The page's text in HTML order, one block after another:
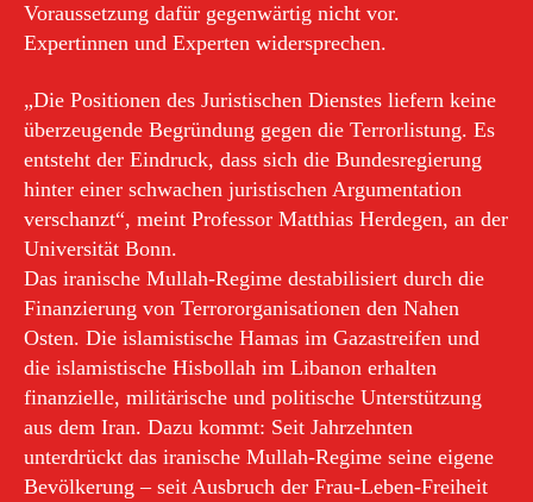
Voraussetzung dafür gegenwärtig nicht vor.
Expertinnen und Experten widersprechen.
„Die Positionen des Juristischen Dienstes liefern keine
überzeugende Begründung gegen die Terrorlistung. Es
entsteht der Eindruck, dass sich die Bundesregierung
hinter einer schwachen juristischen Argumentation
verschanzt“, meint Professor Matthias Herdegen, an der
Universität Bonn.
Das iranische Mullah-Regime destabilisiert durch die
Finanzierung von Terrororganisationen den Nahen
Osten. Die islamistische Hamas im Gazastreifen und
die islamistische Hisbollah im Libanon erhalten
finanzielle, militärische und politische Unterstützung
aus dem Iran. Dazu kommt: Seit Jahrzehnten
unterdrückt das iranische Mullah-Regime seine eigene
Bevölkerung – seit Ausbruch der Frau-Leben-Freiheit